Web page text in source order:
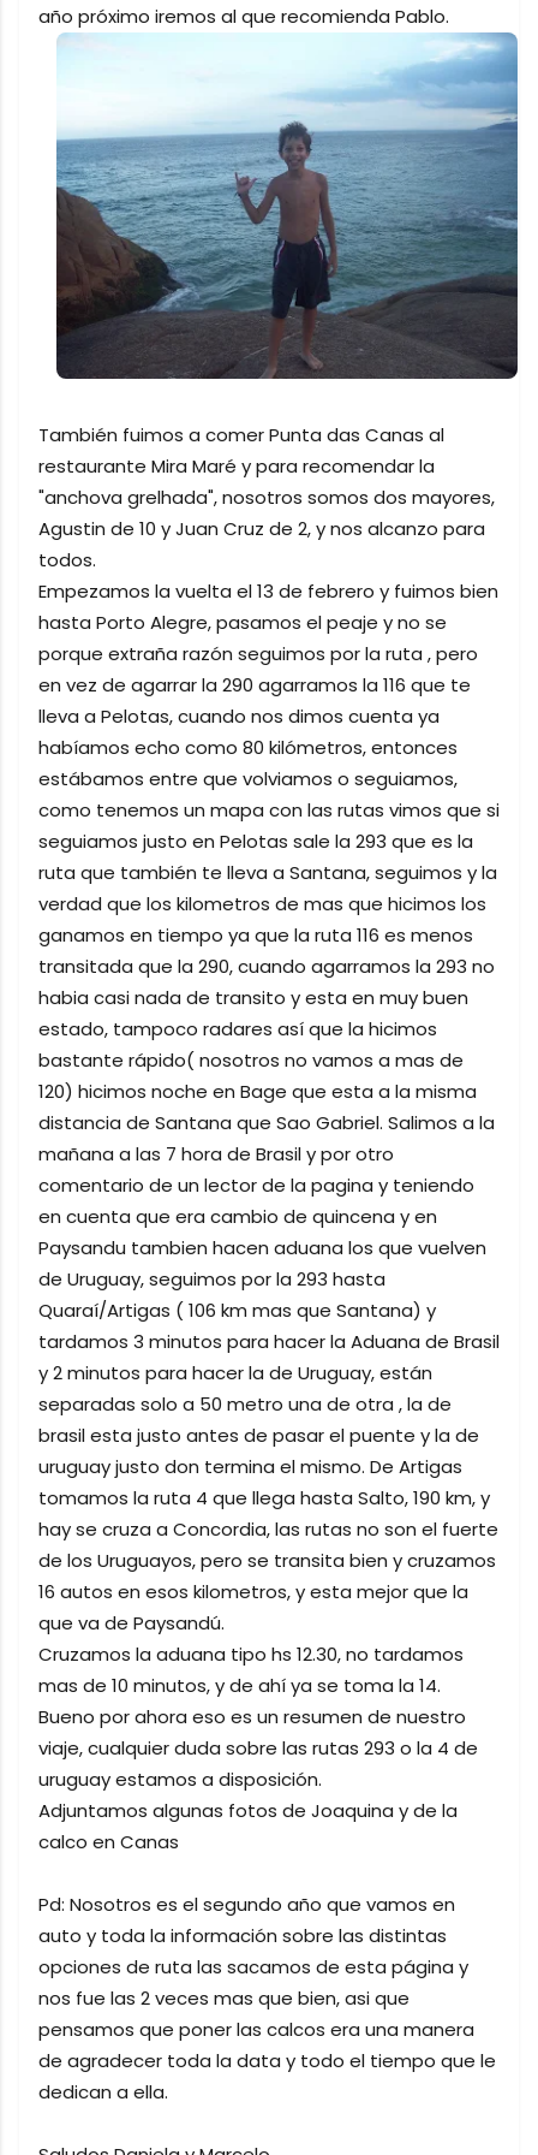
año próximo iremos al que recomienda Pablo.
También fuimos a comer Punta das Canas al
restaurante Mira Maré y para recomendar la
"anchova grelhada", nosotros somos dos mayores,
Agustin de 10 y Juan Cruz de 2, y nos alcanzo para
todos.
Empezamos la vuelta el 13 de febrero y fuimos bien
hasta Porto Alegre, pasamos el peaje y no se
porque extraña razón seguimos por la ruta , pero
en vez de agarrar la 290 agarramos la 116 que te
lleva a Pelotas, cuando nos dimos cuenta ya
habíamos echo como 80 kilómetros, entonces
estábamos entre que volviamos o seguiamos,
como tenemos un mapa con las rutas vimos que si
seguiamos justo en Pelotas sale la 293 que es la
ruta que también te lleva a Santana, seguimos y la
verdad que los kilometros de mas que hicimos los
ganamos en tiempo ya que la ruta 116 es menos
transitada que la 290, cuando agarramos la 293 no
habia casi nada de transito y esta en muy buen
estado, tampoco radares así que la hicimos
bastante rápido( nosotros no vamos a mas de
120) hicimos noche en Bage que esta a la misma
distancia de Santana que Sao Gabriel. Salimos a la
mañana a las 7 hora de Brasil y por otro
comentario de un lector de la pagina y teniendo
en cuenta que era cambio de quincena y en
Paysandu tambien hacen aduana los que vuelven
de Uruguay, seguimos por la 293 hasta
Quaraí/Artigas ( 106 km mas que Santana) y
tardamos 3 minutos para hacer la Aduana de Brasil
y 2 minutos para hacer la de Uruguay, están
separadas solo a 50 metro una de otra , la de
brasil esta justo antes de pasar el puente y la de
uruguay justo don termina el mismo. De Artigas
tomamos la ruta 4 que llega hasta Salto, 190 km, y
hay se cruza a Concordia, las rutas no son el fuerte
de los Uruguayos, pero se transita bien y cruzamos
16 autos en esos kilometros, y esta mejor que la
que va de Paysandú.
Cruzamos la aduana tipo hs 12.30, no tardamos
mas de 10 minutos, y de ahí ya se toma la 14.
Bueno por ahora eso es un resumen de nuestro
viaje, cualquier duda sobre las rutas 293 o la 4 de
uruguay estamos a disposición.
Adjuntamos algunas fotos de Joaquina y de la
calco en Canas
Pd: Nosotros es el segundo año que vamos en
auto y toda la información sobre las distintas
opciones de ruta las sacamos de esta página y
nos fue las 2 veces mas que bien, asi que
pensamos que poner las calcos era una manera
de agradecer toda la data y todo el tiempo que le
dedican a ella.